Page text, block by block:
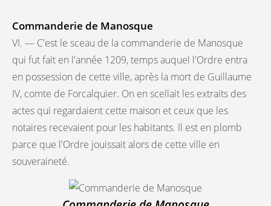
Commanderie de Manosque
VI. — C'est le sceau de la commanderie de Manosque
qui fut fait en l'année 1209, temps auquel l'Ordre entra
en possession de cette ville, après la mort de Guillaume
IV, comte de Forcalquier. On en scellait les extraits des
actes qui regardaient cette maison et ceux que les
notaires recevaient pour les habitants. Il est en plomb
parce que l'Ordre jouissait alors de cette ville en
souveraineté.